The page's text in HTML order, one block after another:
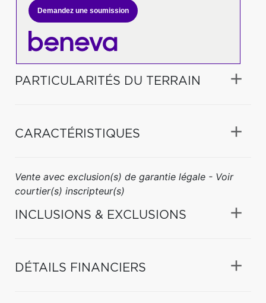
Demandez une soumission
PARTICULARITÉS DU TERRAIN
CARACTÉRISTIQUES
Vente avec exclusion(s) de garantie légale - Voir
courtier(s) inscripteur(s)
INCLUSIONS & EXCLUSIONS
DÉTAILS FINANCIERS